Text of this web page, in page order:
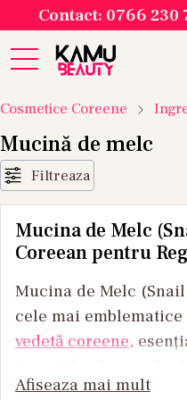
Contact: 0766
Cosmetice Coreene
Mucină de melc
Filtreaza
Mucina de Melc
Coreean pentru
Mucina de Melc
cele mai
vedetă coreene,
peptide de cupru,
Afiseaza mai mult